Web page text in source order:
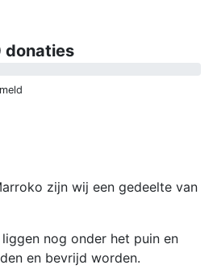
donaties
zijn wij een gedeelte van
nog onder het puin en
en bevrijd worden.